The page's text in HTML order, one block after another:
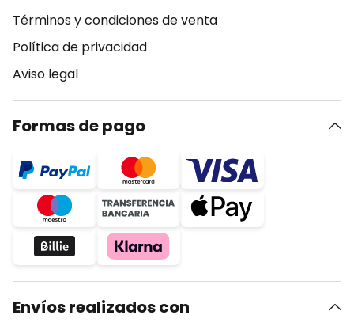
Términos y condiciones de venta
Política de privacidad
Aviso legal
Formas de pago
Envíos realizados con